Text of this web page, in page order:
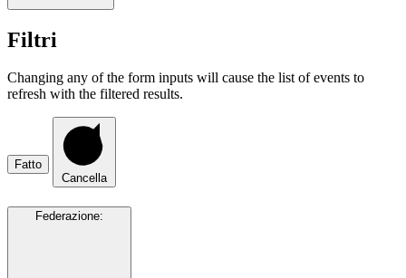
Filtri
Changing any of the form inputs will cause the list of events to
refresh with the filtered results.
Fatto
Cancella
Federazione: